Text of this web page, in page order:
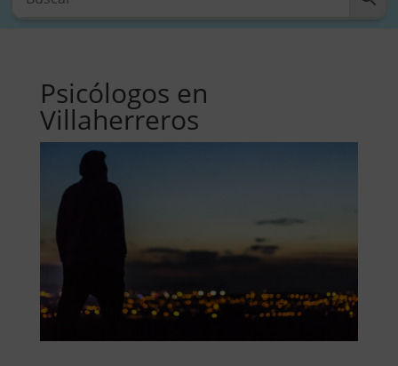
Psicólogos en
Villaherreros